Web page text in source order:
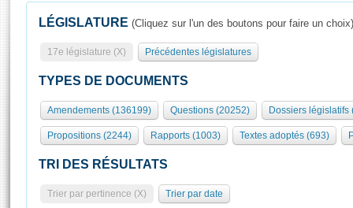
Présidence
577 députés
Groupes politiques
Séance publique
Commissions et autres organes
Europe et International
Pétitions
Rôle et pouvoirs de l'Assemblée
Organisation de l'Assemblée
Présidence Conférence des Présidents Bureau Collège des
Statistiques et chiffres clés
Visiter l'Assemblée
Visite virtuelle du palais Bourbon
Assister à une séance
LÉGISLATURE (Cliquez sur l'un des boutons pour faire un choix)
17e législature (X) Précédentes législatures
TYPES DE DOCUMENTS
Amendements (136199) Questions (20252) Dossiers législatifs
Propositions (2244) Rapports (1003) Textes adoptés (693)
TRI DES RÉSULTATS
Trier par pertinence (X) Trier par date